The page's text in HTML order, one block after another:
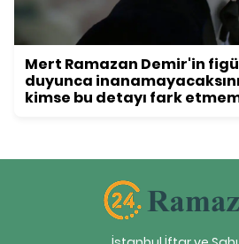
Mert Ramazan Demir'in
duyunca
kimse bu detayı fark